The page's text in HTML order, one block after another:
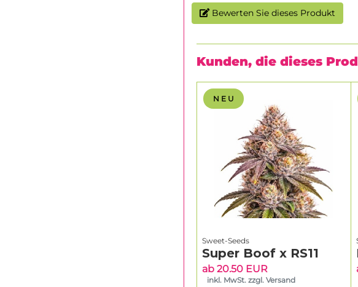
Bewerten Sie dieses Produkt
Kunden, die dieses
N E U
Sweet-Seeds
Super Boof x RS11
ab 20.50 EUR
inkl. MwSt. zzgl. Versand